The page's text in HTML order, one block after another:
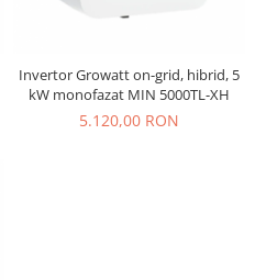
Invertor Growatt on-grid, hibrid, 5
kW monofazat MIN 5000TL-XH
5.120,00 RON